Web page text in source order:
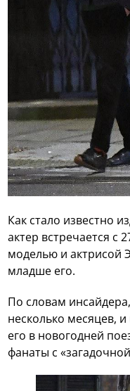
Как стало известно
актер встречается с
моделью и актрисой
младше его.
По словам
несколько месяцев,
его в новогодней
фанаты с